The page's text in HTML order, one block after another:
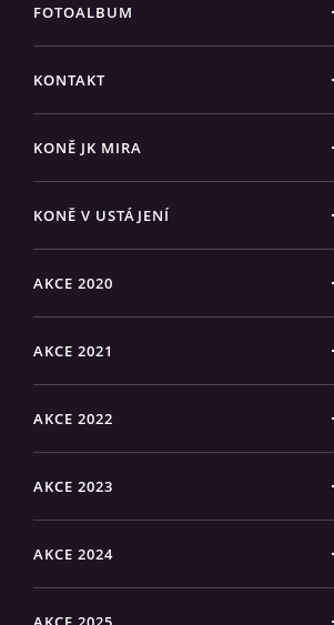
FOTOALBUM
KONTAKT
KONĚ JK MIRA
KONĚ V USTÁJENÍ
AKCE 2020
AKCE 2021
AKCE 2022
AKCE 2023
AKCE 2024